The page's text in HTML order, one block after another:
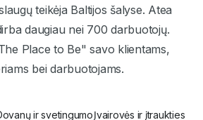
teikėja Baltijos šalyse. Atea
daugiau nei 700 darbuotojų.
Place to Be" savo klientams,
bei darbuotojams.
ir svetingumoĮvairovės ir įtraukties